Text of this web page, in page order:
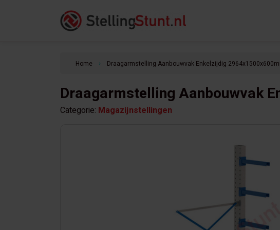
Home keyboard_arrow_right Draagarmstelling Aanbouwvak Enkelzijdig
Draagarmstelling Aanbouwvak
Categorie: Magazijnstellingen